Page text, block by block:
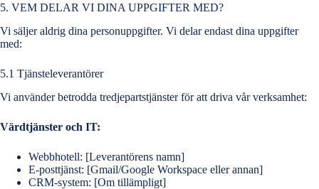
5. VEM DELAR VI DINA UPPGIFTER MED?
Vi säljer aldrig dina personuppgifter. Vi delar endast dina uppgifter
med:
5.1 Tjänsteleverantörer
Vi använder betrodda tredjepartstjänster för att driva vår verksamhet:
Värdtjänster och IT:
Webbhotell: [Leverantörens namn]
E-posttjänst: [Gmail/Google Workspace eller annan]
CRM-system: [Om tillämpligt]